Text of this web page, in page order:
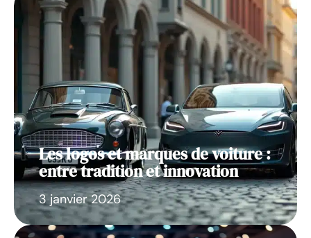
Les logos et marques de voiture :
entre tradition et innovation
3 janvier 2026